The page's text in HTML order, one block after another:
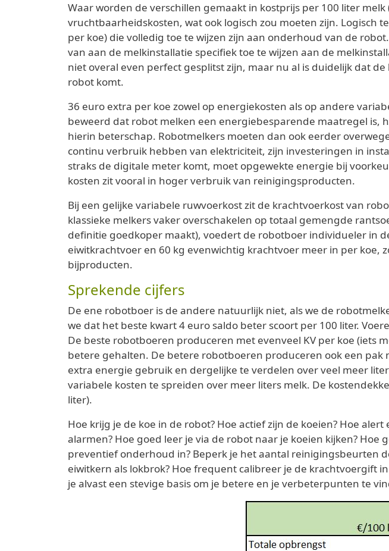
Waar worden de verschillen gemaakt in kostprijs per 100 liter
vruchtbaarheidskosten, wat ook logisch zou moeten zijn. Logisch
per koe) die volledig toe te wijzen zijn aan onderhoud van de
van aan de melkinstallatie specifiek toe te wijzen aan de
niet overal even perfect gesplitst zijn, maar nu al is duidelijk dat
robot komt.
36 euro extra per koe zowel op energiekosten als op andere
beweerd dat robot melken een energiebesparende maatregel
hierin beterschap. Robotmelkers moeten dan ook eerder
continu verbruik hebben van elektriciteit, zijn investeringen in
straks de digitale meter komt, moet opgewekte energie bij
kosten zit vooral in hoger verbruik van reinigingsproducten.
Bij een gelijke variabele ruwvoerkost zit de krachtvoerkost van
klassieke melkers vaker overschakelen op totaal gemengde
definitie goedkoper maakt), voedert de robotboer individueler in
eiwitkrachtvoer en 60 kg evenwichtig krachtvoer meer in per
bijproducten.
Sprekende cijfers
De ene robotboer is de andere natuurlijk niet, als we de
we dat het beste kwart 4 euro saldo beter scoort per 100 liter.
De beste robotboeren produceren met evenveel KV per koe (iets
betere gehalten. De betere robotboeren produceren ook een
extra energie gebruik en dergelijke te verdelen over veel meer
variabele kosten te spreiden over meer liters melk. De
liter).
Hoe krijg je de koe in de robot? Hoe actief zijn de koeien? Hoe
alarmen? Hoe goed leer je via de robot naar je koeien kijken?
preventief onderhoud in? Beperk je het aantal reinigingsbeurten
eiwitkern als lokbrok? Hoe frequent calibreer je de krachtvoergift
je alvast een stevige basis om je betere en je verbeterpunten te